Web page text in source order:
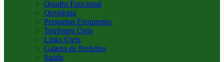
Quadro Funcional
Ouvidoria
Perguntas Frequentes
Telefones Úteis
Links Úteis
Galeria de Prefeitos
Saúde